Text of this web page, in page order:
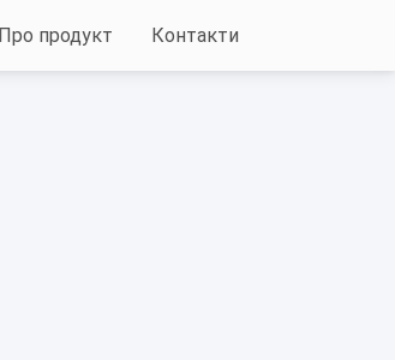
Про продукт Контакти